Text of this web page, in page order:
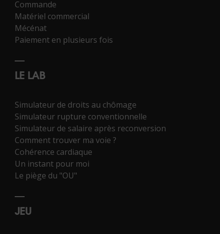
Commande
Matériel commercial
Mécénat
Paiement en plusieurs fois
LE LAB
Simulateur de droits au chômage
Simulateur rupture conventionnelle
Simulateur de salaire après reconversion
Comment trouver ma voie ?
Cohérence cardiaque
Un instant pour moi
Le piège du "OU"
JEU